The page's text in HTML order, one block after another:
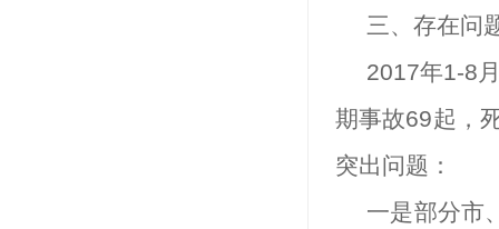
三、存在问
2017年1-8
期事故69起，
突出问题：
一是部分市